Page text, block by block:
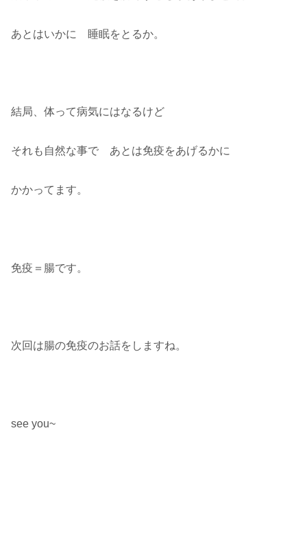
あとはいかに 睡眠をとるか。
結局、体って病気にはなるけど
それも自然な事で あとは免疫をあげるかに
かかってます。
免疫＝腸です。
次回は腸の免疫のお話をしますね。
see you~